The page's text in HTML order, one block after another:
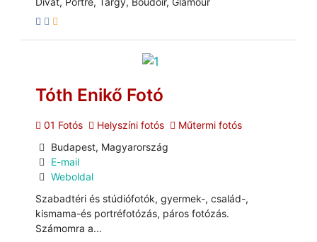
Tóth Enikő Fotó
01 Fotós Helyszíni fotós
Műtermi fotós
Budapest, Magyarország
E-mail
Weboldal
Szabadtéri és stúdiófotók, gyermek-, család-,
kismama-és portréfotózás, páros fotózás.
Számomra a...